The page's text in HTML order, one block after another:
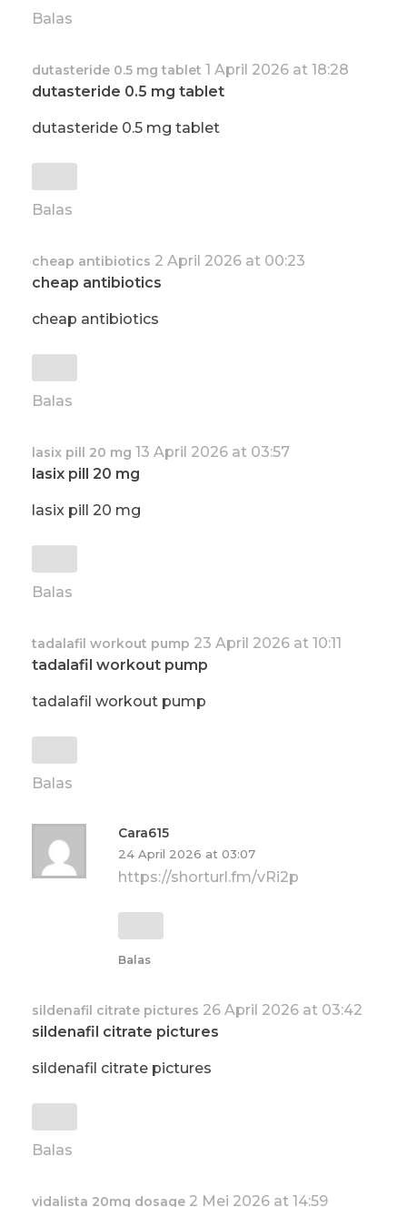
Balas
dutasteride 0.5 mg tablet 1 April 2026 at 18:28
dutasteride 0.5 mg tablet
dutasteride 0.5 mg tablet
Balas
cheap antibiotics 2 April 2026 at 00:23
cheap antibiotics
cheap antibiotics
Balas
lasix pill 20 mg 13 April 2026 at 03:57
lasix pill 20 mg
lasix pill 20 mg
Balas
tadalafil workout pump 23 April 2026 at 10:11
tadalafil workout pump
tadalafil workout pump
Balas
Cara615
24 April 2026 at 03:07
https://shorturl.fm/vRi2p
Balas
sildenafil citrate pictures 26 April 2026 at 03:42
sildenafil citrate pictures
sildenafil citrate pictures
Balas
vidalista 20mg dosage 2 Mei 2026 at 14:59